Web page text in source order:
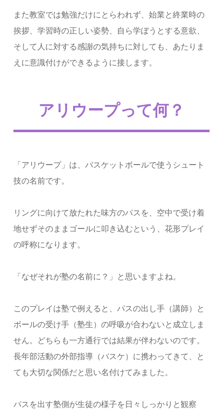
また教室では勉強だけにとらわれず、始業と終業時の
挨拶、学習時の正しい姿勢、自ら学ぼうとする意欲、
そして人に対する感謝の気持ちに対しても、あたりま
えに意識付けができるように接します。
アリウープって何？
「アリウープ」は、バスケットボールで使うシュート
技の名前です。
リングに向けて放たれた味方のパスを、空中で受け着
地せずそのままゴールに叩き込むという、花形プレイ
の呼称になります。
「なぜそれが塾の名前に？」と思いますよね。
このプレイは塾で例えると、パスの出し手（講師）と
ボールの受け手（塾生）の呼吸が合わないと成立しま
せん。どちらも一方通行では結果が伴わないのです。
長年部活動の外部指導（バスケ）に携わってきて、と
ても大切な関係だと思い名付けてみました。
パスを出す塾側が生徒の様子を日々しっかりと観察